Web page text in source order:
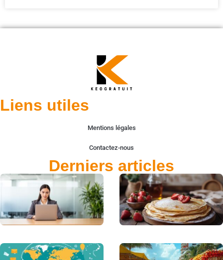
Liens utiles
Mentions légales
Contactez-nous
Derniers articles